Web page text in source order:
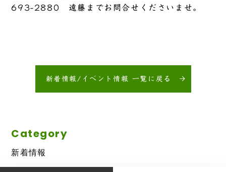
693-2880 遠藤までお問合せくださいませ。
新着情報/イベント情報 一覧に戻る
Category
新着情報